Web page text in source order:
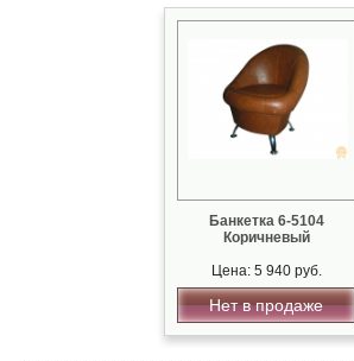
Банкетка 6-5104
Коричневый
Цена: 5 940 руб.
Нет в продаже